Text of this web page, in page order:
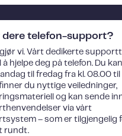
dere telefon-support?
gjør vi. Vårt dedikerte
å hjelpe deg på telefon. Du
til fredag fra kl. 08.00 til
du nyttige veiledninger,
og kan sende
via vårt
– som er tilgjengelig
rundt.